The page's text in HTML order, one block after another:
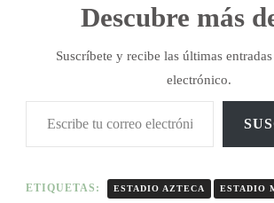
Descubre más
Suscríbete y recibe las últimas
electrónico.
ETIQUETAS: ESTADIO AZTECA ESTADIO